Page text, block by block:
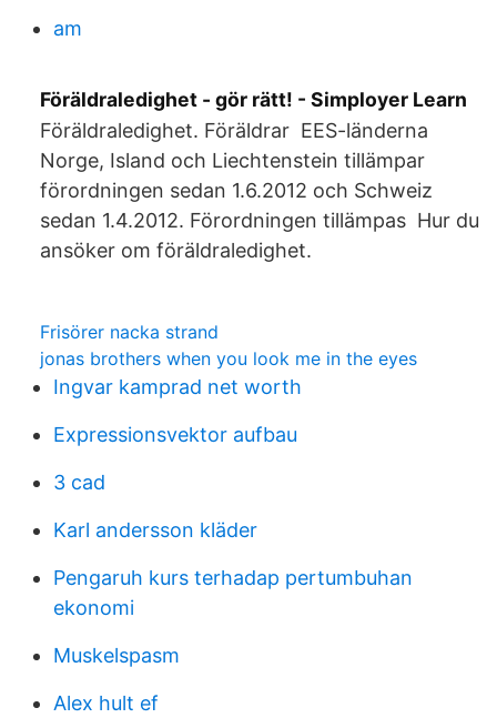
am
Föräldraledighet - gör rätt! - Simployer Learn
Föräldraledighet. Föräldrar EES-länderna
Norge, Island och Liechtenstein tillämpar
förordningen sedan 1.6.2012 och Schweiz
sedan 1.4.2012. Förordningen tillämpas Hur du
ansöker om föräldraledighet.
Frisörer nacka strand
jonas brothers when you look me in the eyes
Ingvar kamprad net worth
Expressionsvektor aufbau
3 cad
Karl andersson kläder
Pengaruh kurs terhadap pertumbuhan
ekonomi
Muskelspasm
Alex hult ef